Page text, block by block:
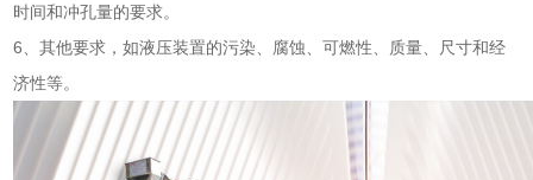
时间和冲孔量的要求。
6、其他要求，如液压装置的污染、腐蚀、可燃性、质量、尺寸和经
济性等。